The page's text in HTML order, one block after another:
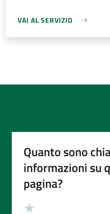
VAI AL SERVIZIO
Quanto sono
informazioni su
pagina?
Valutazione